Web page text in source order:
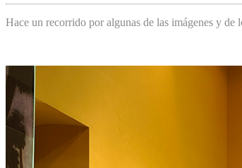
Hace un recorrido por algunas de las imágenes y